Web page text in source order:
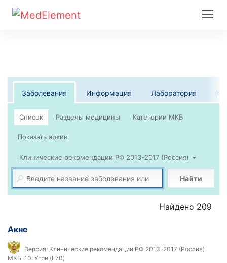
Заболевания Информация Лаборатория
Список
Клинические рекомендации РФ 2013-2017 (Россия)
Найти
Найдено 209
Акне
Версия: Клинические рекомендации РФ 2013-2017 (Россия)
МКБ-10: Угри (L70)